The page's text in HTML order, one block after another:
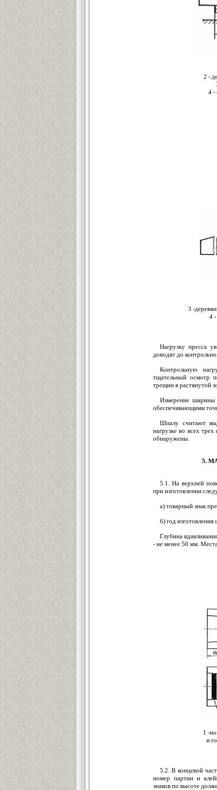
2 -
4 -
3 -
4
Нагрузку пресса
доводят до
Контрольную
тщательный осмотр
трещин в растянутой
Измерение ширины
обеспечивающими
Шпалу считают
нагрузке во всех
обнаружены.
5.
5.1. На верхней
при изготовлении
а) товарный знак
б) год
Глубина
- не менее 50 мм.
1 -
и
5.2. В концевой
номер партии и
знаков по высоте